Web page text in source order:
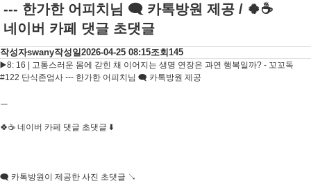
--- 한가한 어피치님 🗨 카톡방원 제공 / 🍀☕
네이버 카페 댓글 초댓글
작성자swany작성일 2026-04-25 08:15조회 145
▶️8: 16 | 고통스러운 몸에 갇힌 채 이어지는 생명 연장은 과연 행복일까? - 꼬꼬독
#122 단식존엄사 --- 한가한 어피치님 🗨 카톡방원 제공
ㅡ
🍀☕ 네이버 카페 댓글 초댓글 ⬇️
🗨 카톡방원이 제공한 사진 초댓글 ↘️